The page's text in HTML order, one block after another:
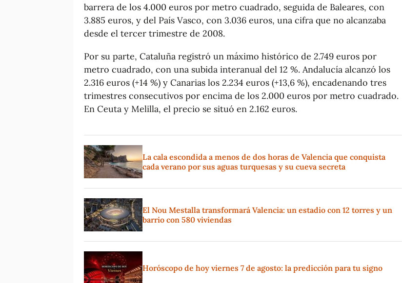
barrera de los 4.000 euros por metro cuadrado, seguida de Baleares, con
3.885 euros, y del País Vasco, con 3.036 euros, una cifra que no alcanzaba
desde el tercer trimestre de 2008.
Por su parte, Cataluña registró un máximo histórico de 2.749 euros por
metro cuadrado, con una subida interanual del 12 %. Andalucía alcanzó los
2.316 euros (+14 %) y Canarias los 2.234 euros (+13,6 %), encadenando tres
trimestres consecutivos por encima de los 2.000 euros por metro cuadrado.
En Ceuta y Melilla, el precio se situó en 2.162 euros.
La cala escondida a menos de dos horas de Valencia que conquista
cada verano por sus aguas turquesas y su cueva secreta
El Nou Mestalla transformará Valencia: un estadio con 12 torres y un
barrio con 580 viviendas
Horóscopo de hoy viernes 7 de agosto: la predicción para tu signo